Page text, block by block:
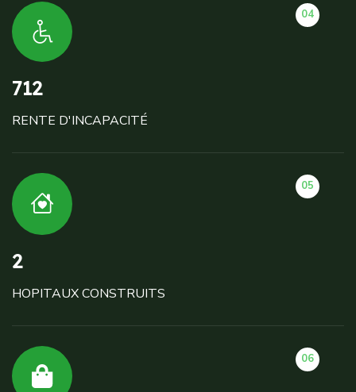
04
712
RENTE D'INCAPACITÉ
05
2
HOPITAUX CONSTRUITS
06